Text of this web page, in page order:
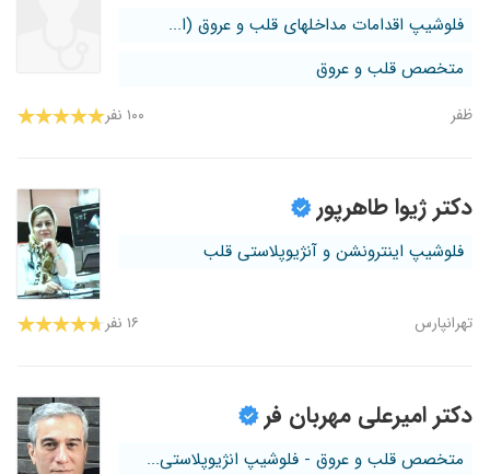
فلوشیپ اقدامات مداخلهای قلب و عروق (ا...
متخصص قلب و عروق
ظفر ۱۰۰ نفر
دکتر ژیوا طاهرپور
فلوشیپ اینترونشن و آنژیوپلاستی قلب
تهرانپارس ۱۶ نفر
دکتر امیرعلی مهربان فر
متخصص قلب و عروق - فلوشیپ انژیوپلاستی...